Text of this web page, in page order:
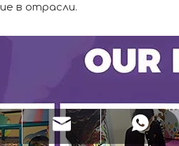
в отрасли.
67499999